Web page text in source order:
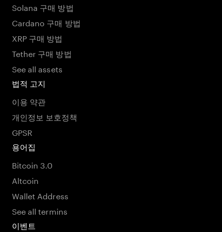
Solana 구매 방법
Cardano 구매 방법
XRP 구매 방법
Tether 구매 방법
See all assets
법적 고지
이용 약관
개인정보 보호정책
GPSR
용어집
Bitcoin 3.0
Altcoin
Wallet Address
See all termins
이벤트